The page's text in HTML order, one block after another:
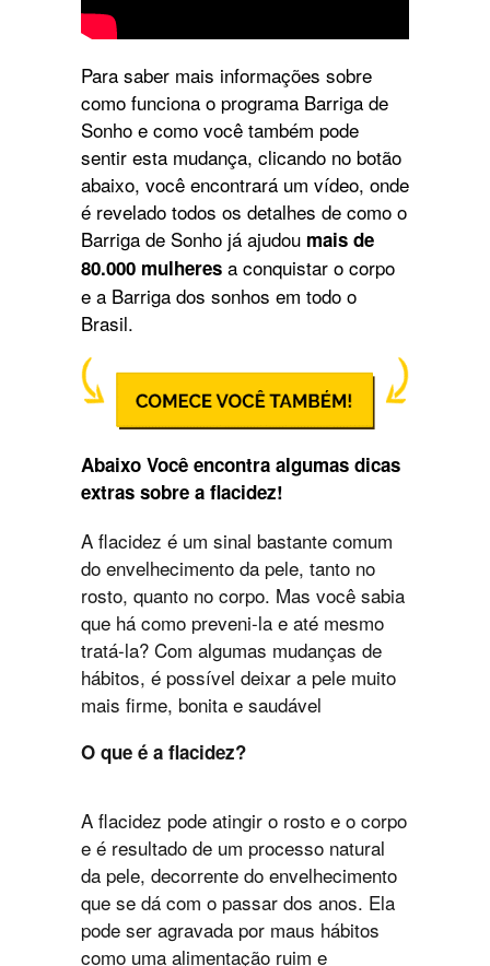
Para saber mais informações sobre
como funciona o programa Barriga de
Sonho e como você também pode
sentir esta mudança, clicando no botão
abaixo, você encontrará um vídeo, onde
é revelado todos os detalhes de como o
Barriga de Sonho já ajudou mais de
80.000 mulheres a conquistar o corpo
e a Barriga dos sonhos em todo o
Brasil.
Abaixo Você encontra algumas dicas
extras sobre a flacidez!
A flacidez é um sinal bastante comum
do envelhecimento da pele, tanto no
rosto, quanto no corpo. Mas você sabia
que há como preveni-la e até mesmo
tratá-la? Com algumas mudanças de
hábitos, é possível deixar a pele muito
mais firme, bonita e saudável
O que é a flacidez?
A flacidez pode atingir o rosto e o corpo
e é resultado de um processo natural
da pele, decorrente do envelhecimento
que se dá com o passar dos anos. Ela
pode ser agravada por maus hábitos
como uma alimentação ruim e